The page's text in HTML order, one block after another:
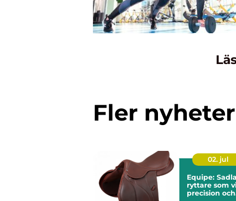
Fler nyheter
02. jul
Equipe:
ryttare som
precision och